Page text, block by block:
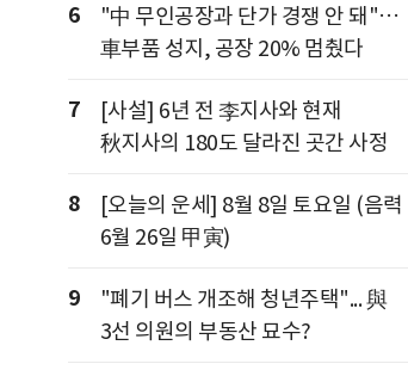
6
"中 무인공장과 단가 경쟁 안 돼"…
車부품 성지, 공장 20% 멈췄다
7
[사설] 6년 전 李지사와 현재
秋지사의 180도 달라진 곳간 사정
8
[오늘의 운세] 8월 8일 토요일 (음력
6월 26일 甲寅)
9
"폐기 버스 개조해 청년주택"... 與
3선 의원의 부동산 묘수?